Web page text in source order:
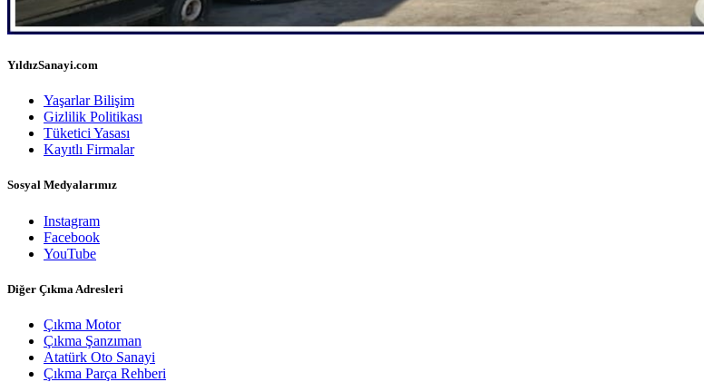
YıldızSanayi.com
Yaşarlar Bilişim
Gizlilik Politikası
Tüketici Yasası
Kayıtlı Firmalar
Sosyal Medyalarımız
Instagram
Facebook
YouTube
Diğer Çıkma Adresleri
Çıkma Motor
Çıkma Şanzıman
Atatürk Oto Sanayi
Çıkma Parça Rehberi